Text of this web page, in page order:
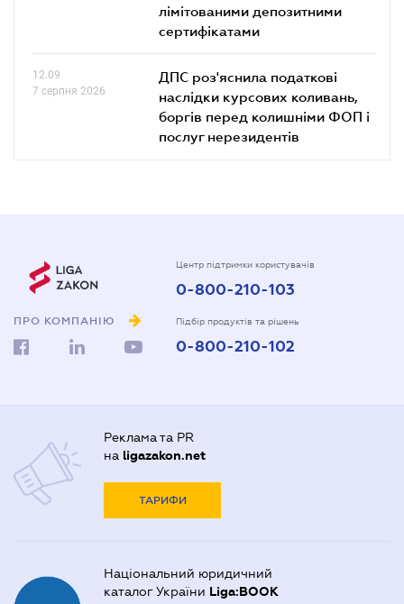
лімітованими депозитними
сертифікатами
12.09
7 серпня 2026
ДПС роз'яснила податкові
наслідки курсових коливань,
боргів перед колишніми ФОП і
послуг нерезидентів
ПРО КОМПАНІЮ
Центр підтримки користувачів
0-800-210-103
Підбір продуктів та рішень
0-800-210-102
Реклама та PR
на ligazakon.net
ТАРИФИ
Національний юридичний
каталог України Liga:BOOK